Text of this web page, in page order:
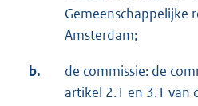
Gemeenschappelijke
Amsterdam;
b.
de commissie: de
artikel 2.1 en 3.1 van